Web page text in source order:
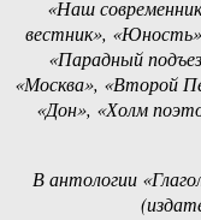
«Наш
вестник»,
«Парадный
«Москва», «Второй
«Дон», «Холм
В антологии